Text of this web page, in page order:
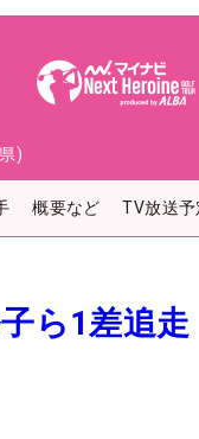
)
概要など TV放送予
ら1差追走